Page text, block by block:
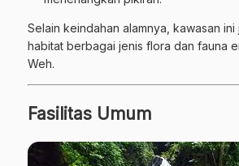
Selain keindahan alamnya, kawasan ini
habitat berbagai jenis flora dan fauna
Weh.
Fasilitas Umum